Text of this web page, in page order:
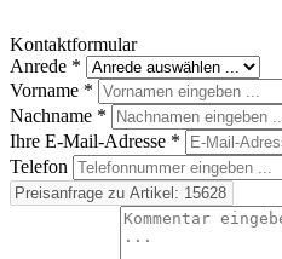
Kontaktformular
Anrede *
Vorname *
Nachname *
Ihre E-Mail-Adresse *
Telefon